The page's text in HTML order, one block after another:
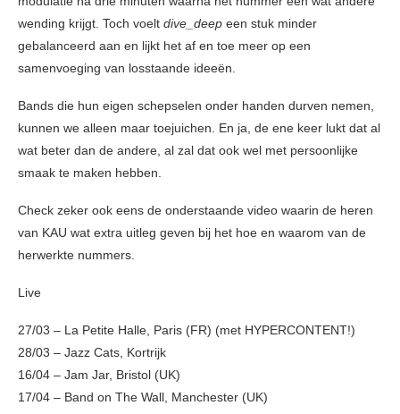
wending krijgt. Toch voelt dive_deep een stuk minder
gebalanceerd aan en lijkt het af en toe meer op een
samenvoeging van losstaande ideeën.
Bands die hun eigen schepselen onder handen durven nemen,
kunnen we alleen maar toejuichen. En ja, de ene keer lukt dat al
wat beter dan de andere, al zal dat ook wel met persoonlijke
smaak te maken hebben.
Check zeker ook eens de onderstaande video waarin de heren
van KAU wat extra uitleg geven bij het hoe en waarom van de
herwerkte nummers.
Live
27/03 – La Petite Halle, Paris (FR) (met HYPERCONTENT!)
28/03 – Jazz Cats, Kortrijk
16/04 – Jam Jar, Bristol (UK)
17/04 – Band on The Wall, Manchester (UK)